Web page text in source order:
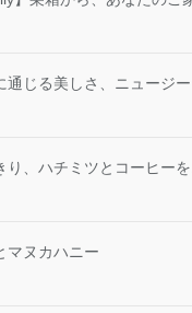
通じる美しさ、ニュージ
り、ハチミツとコーヒーを
マヌカハニー